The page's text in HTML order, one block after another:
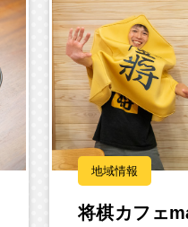
地域情報
将棋カフェ